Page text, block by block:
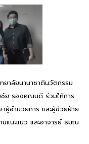
าลัยนานาชาตินวัตกรรม
ย รองคณบดี ร่วมให้การ
ผู้อำนวยการ และผู้ช่วยฝ่าย
แนะแนว และอาจารย์ ธมณ